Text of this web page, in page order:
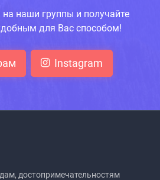
наши группы и получайте
для Вас способом!
Instagram
достопримечательностям